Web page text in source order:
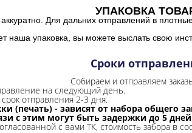
УПАКОВКА
Для дальних отправлений в
наша упаковка, вы можете выслать свою
Сроки
Собираем и отправляем
на следующий день.
отправления 2-3 дня.
(печать) - зависят от набора общего
с этим могут быть задержки до 5 дней
с вами ТК, стоимость забора в